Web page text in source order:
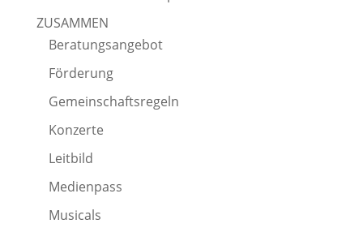
ZUSAMMEN
Beratungsangebot
Förderung
Gemeinschaftsregeln
Konzerte
Leitbild
Medienpass
Musicals